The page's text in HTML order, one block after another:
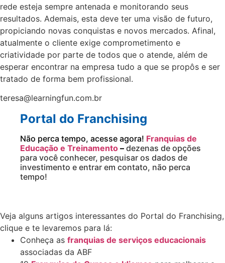
rede esteja sempre antenada e monitorando seus
resultados. Ademais, esta deve ter uma visão de futuro,
propiciando novas conquistas e novos mercados. Afinal,
atualmente o cliente exige comprometimento e
criatividade por parte de todos que o atende, além de
esperar encontrar na empresa tudo a que se propôs e ser
tratado de forma bem profissional.
teresa@learningfun.com.br
Portal do Franchising
Não perca tempo, acesse agora! Franquias de
Educação e Treinamento – dezenas de opções
para você conhecer, pesquisar os dados de
investimento e entrar em contato, não perca
tempo!
Veja alguns artigos interessantes do Portal do Franchising,
clique e te levaremos para lá:
Conheça as franquias de serviços educacionais
associadas da ABF